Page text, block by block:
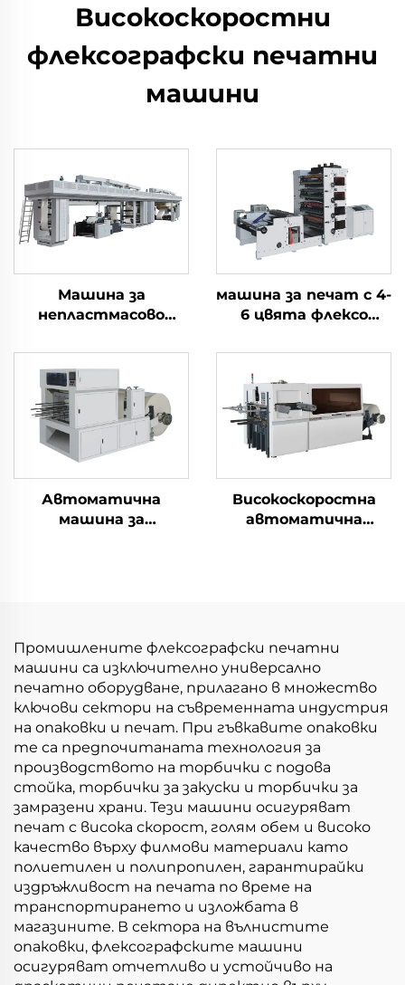
Високоскоростни
флексографски печатни
машини
Машина за
непластмасово
машина за печат с 4-
6 цвята флексо
Автоматична
машина за
Високоскоростна
автоматична
Промишлените флексографски печатни
машини са изключително универсално
печатно оборудване, прилагано в множество
ключови сектори на съвременната индустрия
на опаковки и печат. При гъвкавите опаковки
те са предпочитаната технология за
производството на торбички с подова
стойка, торбички за закуски и торбички за
замразени храни. Тези машини осигуряват
печат с висока скорост, голям обем и високо
качество върху филмови материали като
полиетилен и полипропилен, гарантирайки
издръжливост на печата по време на
транспортирането и изложбата в
магазините. В сектора на вълнистите
опаковки, флексографските машини
осигуряват отчетливо и устойчиво на